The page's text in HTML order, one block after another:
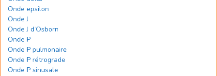
Onde epsilon
Onde J
Onde J d’Osborn
Onde P
Onde P pulmonaire
Onde P rétrograde
Onde P sinusale